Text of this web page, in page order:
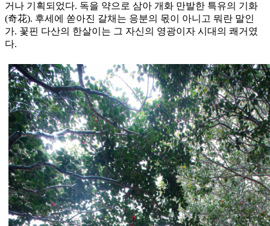
거나 기획되었다. 독을 약으로 삼아 개화 만발한 특유의 기화
(奇花). 후세에 쏟아진 갈채는 응분의 몫이 아니고 뭐란 말인
가. 꽃핀 다산의 한살이는 그 자신의 영광이자 시대의 쾌거였
다.